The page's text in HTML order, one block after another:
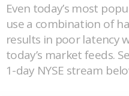
Even today’s most
use a combination of
results in poor latency
today’s market feeds.
1-day NYSE stream